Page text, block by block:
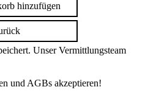
hinzufügen
Unser Vermittlungsteam
und AGBs akzeptieren!